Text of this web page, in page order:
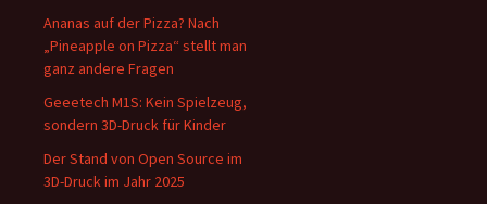
Ananas auf der Pizza? Nach
„Pineapple on Pizza“ stellt man
ganz andere Fragen
Geeetech M1S: Kein Spielzeug,
sondern 3D-Druck für Kinder
Der Stand von Open Source im
3D-Druck im Jahr 2025